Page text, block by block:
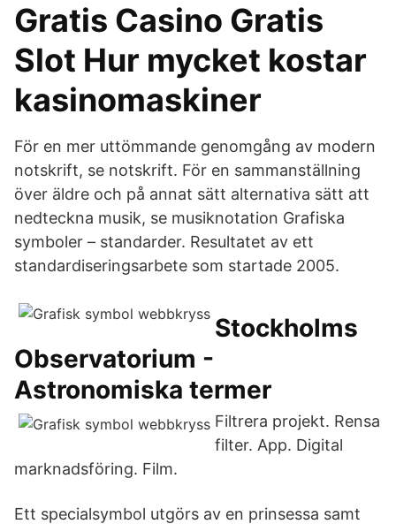
Gratis Casino Gratis
Slot Hur mycket kostar
kasinomaskiner
För en mer uttömmande genomgång av modern
notskrift, se notskrift. För en sammanställning
över äldre och på annat sätt alternativa sätt att
nedteckna musik, se musiknotation Grafiska
symboler – standarder. Resultatet av ett
standardiseringsarbete som startade 2005.
Stockholms
Observatorium -
Astronomiska termer
Filtrera projekt. Rensa
filter. App. Digital
marknadsföring. Film.
Ett specialsymbol utgörs av en prinsessa samt